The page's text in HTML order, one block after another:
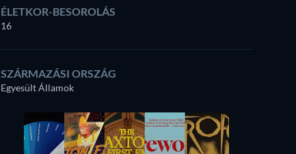
ÉLETKOR-BESOROLÁS
16
SZÁRMAZÁSI ORSZÁG
Egyesült Államok